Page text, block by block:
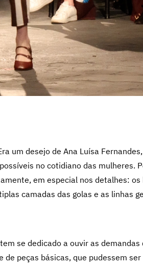
um desejo de Ana Luísa
no cotidiano das mulheres.
em especial nos detalhes: os
camadas das golas e as linhas
se dedicado a ouvir as demandas
de peças básicas, que pudessem ser